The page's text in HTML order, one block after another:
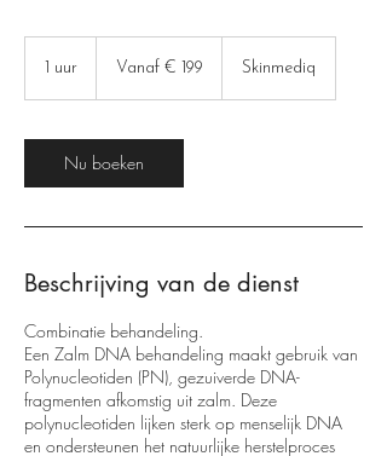
1 uur
199
euroVanaf € 199 Skinmediq
Nu boeken
Beschrijving van de dienst
Combinatie behandeling.
Een Zalm DNA behandeling maakt gebruik van
Polynucleotiden (PN), gezuiverde DNA-
fragmenten afkomstig uit zalm. Deze
polynucleotiden lijken sterk op menselijk DNA
en ondersteunen het natuurlijke herstelproces